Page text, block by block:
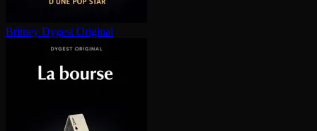
Britney Dygest Original